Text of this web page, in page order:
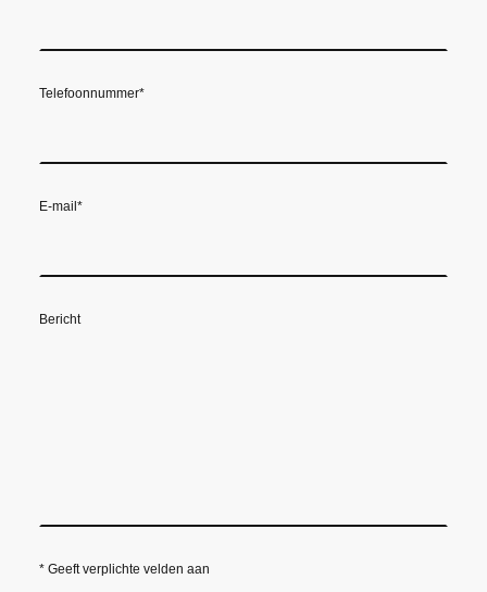
Telefoonnummer*
E-mail*
Bericht
* Geeft verplichte velden aan